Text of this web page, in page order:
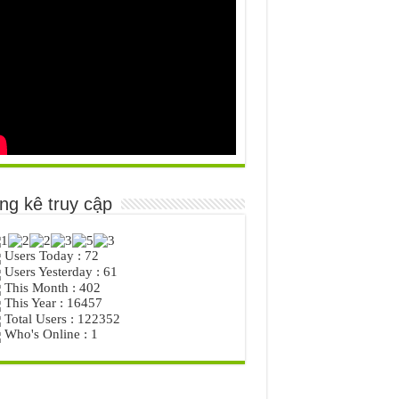
kê truy cập
Users Today : 72
Users Yesterday : 61
This Month : 402
This Year : 16457
Total Users : 122352
Who's Online : 1